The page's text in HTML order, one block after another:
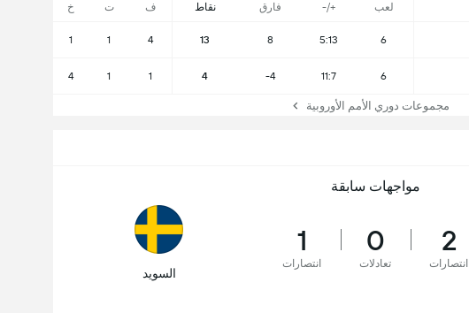
لعب +/- فارق نقاط ف ت خ
6
5:13
8
13
4
1
1
6
11:7
-4
4
1
1
4
مجموعات دوري الأمم الأوروبية
مواجهات سابقة
2
انتصارات
0
تعادلات
1
انتصارات
السويد